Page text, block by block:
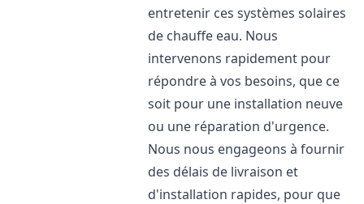
entretenir ces systèmes solaires
de chauffe eau. Nous
intervenons rapidement pour
répondre à vos besoins, que ce
soit pour une installation neuve
ou une réparation d'urgence.
Nous nous engageons à fournir
des délais de livraison et
d'installation rapides, pour que